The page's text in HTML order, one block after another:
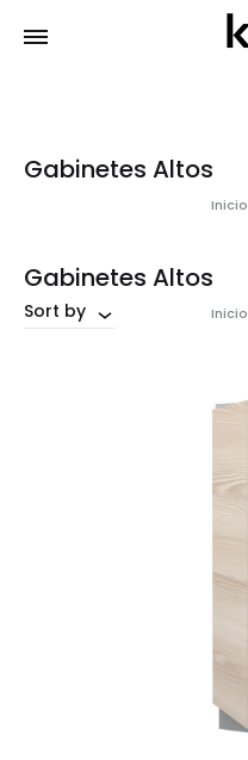
Gabinetes Altos
Inicio
Gabinetes Altos
Inicio
Sort by